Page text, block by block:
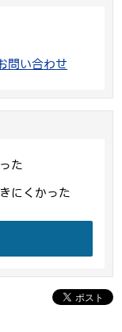
問い合わせ
た
にくかった